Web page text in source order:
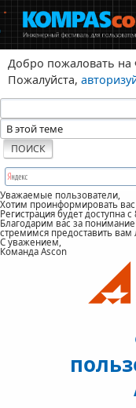
Добро пожаловать на
Пожалуйста,
Уважаемые пользователи,
Хотим проинформировать
Регистрация будет доступна
Благодарим вас за
стремимся предоставить
С уважением,
Команда Ascon